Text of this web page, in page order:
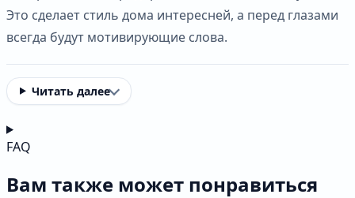
Это сделает стиль дома интересней, а перед глазами
всегда будут мотивирующие слова.
Читать далее
FAQ
Вам также может понравиться